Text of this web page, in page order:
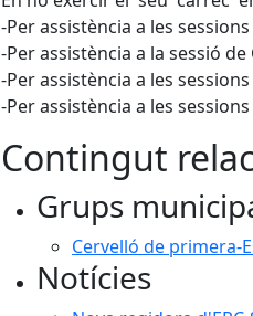
-Per assistència a les sessions
-Per assistència a la sessió
-Per assistència a les
-Per assistència a les
Contingut
Grups
Cervelló de primera-
Notícies